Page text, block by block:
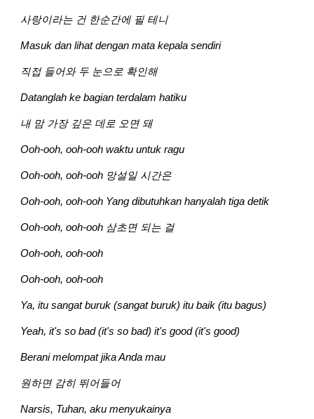
사랑이라는 건 한순간에 필 테니
Masuk dan lihat dengan mata kepala sendiri
직접 들어와 두 눈으로 확인해
Datanglah ke bagian terdalam hatiku
내 맘 가장 깊은 데로 오면 돼
Ooh-ooh, ooh-ooh waktu untuk ragu
Ooh-ooh, ooh-ooh 망설일 시간은
Ooh-ooh, ooh-ooh Yang dibutuhkan hanyalah tiga detik
Ooh-ooh, ooh-ooh 삼초면 되는 걸
Ooh-ooh, ooh-ooh
Ooh-ooh, ooh-ooh
Ya, itu sangat buruk (sangat buruk) itu baik (itu bagus)
Yeah, it's so bad (it's so bad) it's good (it's good)
Berani melompat jika Anda mau
원하면 감히 뛰어들어
Narsis, Tuhan, aku menyukainya